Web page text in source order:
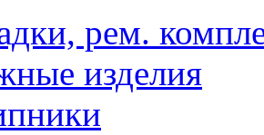
рем.
изделия